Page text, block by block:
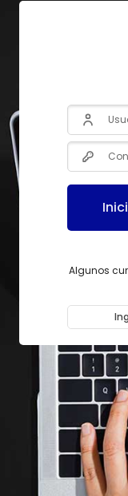
Saltar al contenido
Usuario
Algunos